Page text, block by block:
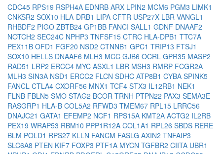
CDC45 RPS19 RSPH4A EDNRB ARX LPIN2 MCM6 PGM3 LIMK1
CNKSR2 SOX10 HLA-DRB1 LIPA CFTR USP27X LBR VANGL1
RHBDF2 PIGO ZBTB24 GP1BB FANCI SALL1 GDNF DNAAF2
NOTCH2 SEC24C NPHP3 TNFSF15 CTRC HLA-DPB1 TTC7A
PEX11B OFD1 FGF20 NSD2 CTNNB1 GPC1 TRIP13 FTSJ1
SOX10 HELLS DNAAF6 MLH3 MCC GJB6 OCRL GPR35 MASP2
RAD51 LRP2 ERCC4 MYC ASXL1 LBR MSH3 RMRP FCGR2A
MLH3 SIN3A NSD1 ERCC2 FLCN SDHC ATP8B1 CYBA SPINK5
FANCL CTLA4 CXORF56 MNX1 TCF4 STX3 IL12RB1 NEK1
FLNB FBLN5 SMO STAG2 BCOR TRNH PTPN22 PAX3 SEMA3E
RASGRP1 HLA-B COL5A2 RFWD3 TMEM67 RPL15 LRRC56
DNAJC21 GATA1 EFEMP2 NCF1 RPS15A KMT2A ACTG2 IL2RB
PEX19 WRAP53 RBM10 PPP1R12A COL1A1 RPL26 SBDS RERE
BLM POLD1 RPS27 KLLN FANCM FASLG AXIN2 TNFAIP3
SLC6A8 PTEN KIF7 FOXP3 PTF1A MYCN TGFBR2 CIITA UBR1